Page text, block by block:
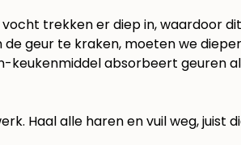
trekken er diep in, waardoor
geur te kraken, moeten we
keukenmiddel absorbeert geuren
Haal alle haren en vuil weg, juist